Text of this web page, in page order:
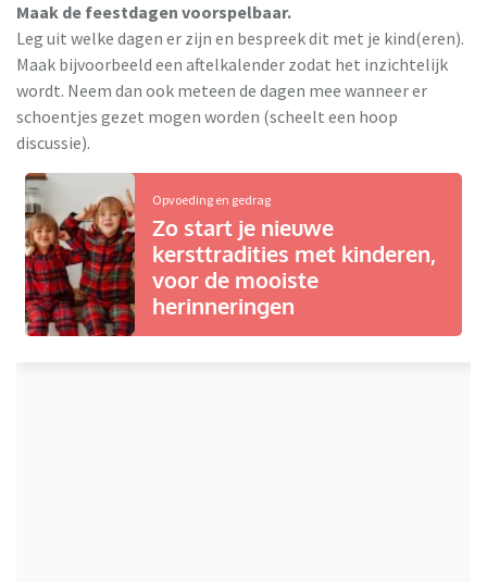
Maak de feestdagen voorspelbaar.
Leg uit welke dagen er zijn en bespreek dit met je kind(eren).
Maak bijvoorbeeld een aftelkalender zodat het inzichtelijk
wordt. Neem dan ook meteen de dagen mee wanneer er
schoentjes gezet mogen worden (scheelt een hoop
discussie).
Opvoeding en gedrag
Zo start je nieuwe
kersttradities met kinderen,
voor de mooiste
herinneringen